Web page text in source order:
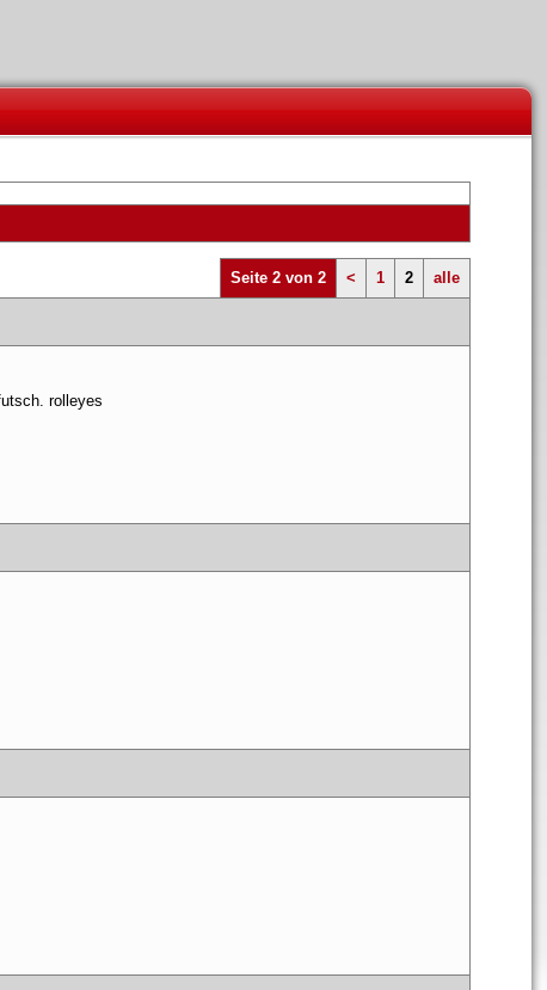
Seite 2 von 2 < 1 2 alle
rolleye